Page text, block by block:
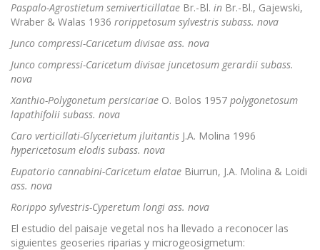
Paspalo-Agrostietum semiverticillatae Br.-Bl. in Br.-Bl., Gajewski,
Wraber & Walas 1936 rorippetosum sylvestris subass. nova
Junco compressi-Caricetum divisae ass. nova
Junco compressi-Caricetum divisae juncetosum gerardii subass.
nova
Xanthio-Polygonetum persicariae O. Bolos 1957 polygonetosum
lapathifolii subass. nova
Caro verticillati-Glycerietum jluitantis J.A. Molina 1996
hypericetosum elodis subass. nova
Eupatorio cannabini-Caricetum elatae Biurrun, J.A. Molina & Loidi
ass. nova
Rorippo sylvestris-Cyperetum longi ass. nova
El estudio del paisaje vegetal nos ha llevado a reconocer las
siguientes geoseries riparias y microgeosigmetum: